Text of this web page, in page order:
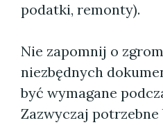
podatki, remonty).
Nie zapomnij o
niezbędnych
być wymagane
Zazwyczaj potrzebne